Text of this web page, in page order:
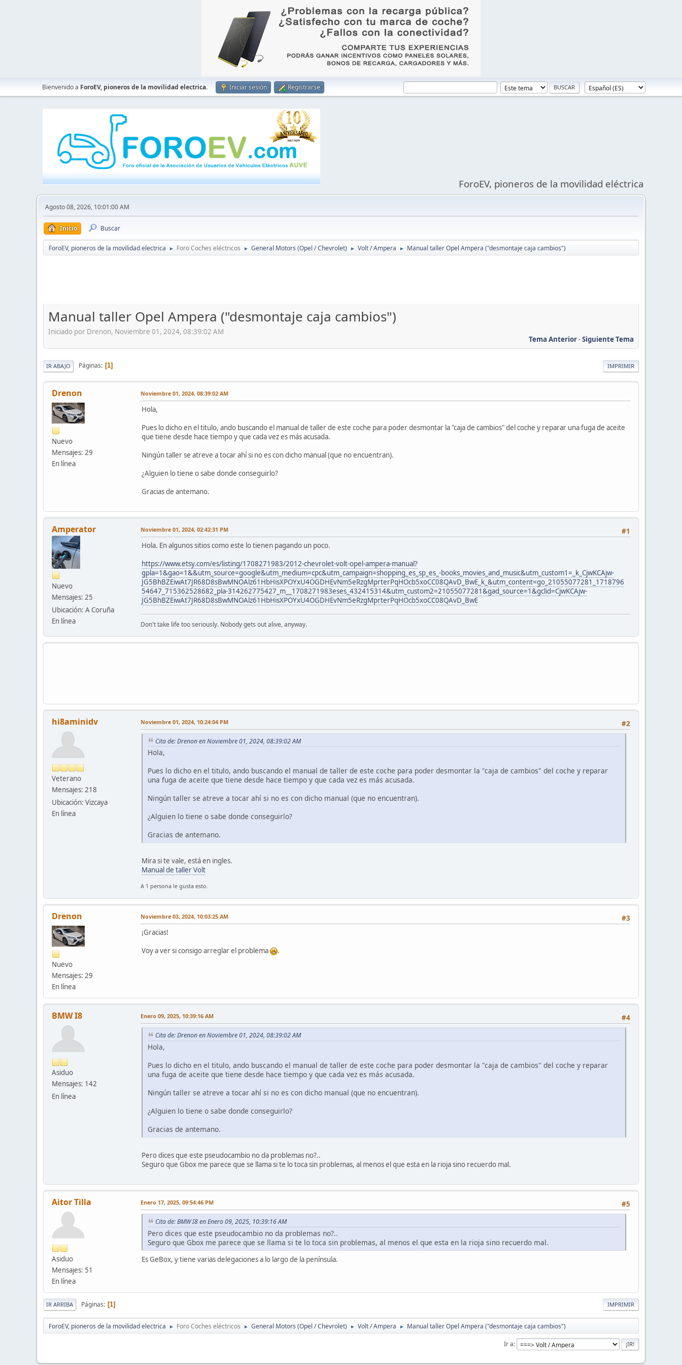
Bienvenido a ForoEV, pioneros de la movilidad electrica. Iniciar sesión Registrarse
ForoEV, pioneros de la movilidad eléctrica
Agosto 08, 2026, 10:01:00 AM
Inicio Buscar
ForoEV, pioneros de la movilidad electrica ► Foro Coches eléctricos ► General Motors (Opel / Chevrolet) ► Volt / Ampera ► Manual taller Opel Ampera ("desmontaje caja cambios")
Manual taller Opel Ampera ("desmontaje caja cambios")
Iniciado por Drenon, Noviembre 01, 2024, 08:39:02 AM
Tema Anterior-Siguiente Tema
IMPRIMIR
IR ABAJO Páginas 1
Drenon
Nuevo
Mensajes: 29
En línea
Noviembre 01, 2024, 08:39:02 AM
Hola,
Pues lo dicho en el titulo, ando buscando el manual de taller de este coche para poder desmontar la "caja de cambios" del coche y reparar una fuga de aceite
que tiene desde hace tiempo y que cada vez es más acusada.
Ningún taller se atreve a tocar ahí si no es con dicho manual (que no encuentran).
¿Alguien lo tiene o sabe donde conseguirlo?
Gracias de antemano.
Amperator
Nuevo
Mensajes: 25
Ubicación: A Coruña
En línea
#1
Noviembre 01, 2024, 02:42:31 PM
Hola. En algunos sitios como este lo tienen pagando un poco.
https://www.etsy.com/es/listing/1708271983/2012-chevrolet-volt-opel-ampera-manual?
gpla=1&gao=1&&utm_source=google&utm_medium=cpc&utm_campaign=shopping_es_sp_es_-books_movies_and_music&utm_custom1=_k_CjwKCAjw-
JG5BhBZEiwAt7JR68D8sBwMNOAlz61HbHisXPOYxU4OGDHEvNm5eRzgMprterPqHOcb5xoCC08QAvD_BwE_k_&utm_content=go_21055077281_1718796
54647_715362528682_pla-314262775427_m__1708271983eses_432415314&utm_custom2=21055077281&gad_source=1&gclid=CjwKCAjw-
JG5BhBZEiwAt7JR68D8sBwMNOAlz61HbHisXPOYxU4OGDHEvNm5eRzgMprterPqHOcb5xoCC08QAvD_BwE
Don't take life too seriously. Nobody gets out alive, anyway.
hi8aminidv
Veterano
Mensajes: 218
Ubicación: Vizcaya
En línea
#2
Noviembre 01, 2024, 10:24:04 PM
Cita de: Drenon en Noviembre 01, 2024, 08:39:02 AM
Hola,
Pues lo dicho en el titulo, ando buscando el manual de taller de este coche para poder desmontar la "caja de cambios" del coche y reparar
una fuga de aceite que tiene desde hace tiempo y que cada vez es más acusada.
Ningún taller se atreve a tocar ahí si no es con dicho manual (que no encuentran).
¿Alguien lo tiene o sabe donde conseguirlo?
Gracias de antemano.
Mira si te vale, está en ingles.
Manual de taller Volt
A 1 persona le gusta esto.
Drenon
Nuevo
Mensajes: 29
En línea
#3
Noviembre 03, 2024, 10:03:25 AM
¡Gracias!
Voy a ver si consigo arreglar el problema
.
BMW I8
Asiduo
Mensajes: 142
En línea
#4
Enero 09, 2025, 10:39:16 AM
Cita de: Drenon en Noviembre 01, 2024, 08:39:02 AM
Hola,
Pues lo dicho en el titulo, ando buscando el manual de taller de este coche para poder desmontar la "caja de cambios" del coche y reparar
una fuga de aceite que tiene desde hace tiempo y que cada vez es más acusada.
Ningún taller se atreve a tocar ahí si no es con dicho manual (que no encuentran).
¿Alguien lo tiene o sabe donde conseguirlo?
Gracias de antemano.
Pero dices que este pseudocambio no da problemas no?..
Seguro que Gbox me parece que se llama si te lo toca sin problemas, al menos el que esta en la rioja sino recuerdo mal.
Aitor Tilla
Asiduo
Mensajes: 51
En línea
#5
Enero 17, 2025, 09:54:46 PM
Cita de: BMW I8 en Enero 09, 2025, 10:39:16 AM
Pero dices que este pseudocambio no da problemas no?..
Seguro que Gbox me parece que se llama si te lo toca sin problemas, al menos el que esta en la rioja sino recuerdo mal.
Es GeBox, y tiene varias delegaciones a lo largo de la península.
IMPRIMIR
IR ARRIBA Páginas 1
ForoEV, pioneros de la movilidad electrica ► Foro Coches eléctricos ► General Motors (Opel / Chevrolet) ► Volt / Ampera ► Manual taller Opel Ampera ("desmontaje caja cambios")
Ir a